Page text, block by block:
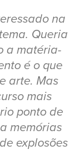
na
Queria
a matéria-
é o que
arte. Mas
mais
ponto de
memórias
explosões